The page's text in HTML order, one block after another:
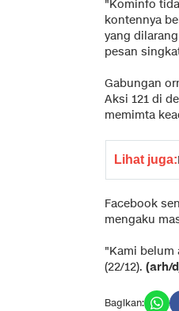
"Kominfo
kontennya
yang
pesan
Gabungan
Aksi 121 di
memimta
Lihat juga:
Facebook
mengaku
"Kami belum
(22/12). (arh/
Bagikan: